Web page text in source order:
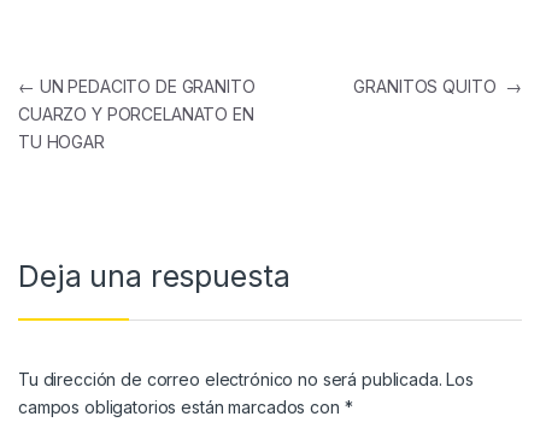
← UN PEDACITO DE GRANITO
CUARZO Y PORCELANATO EN
TU HOGAR
GRANITOS QUITO →
Deja una respuesta
Tu dirección de correo electrónico no será publicada. Los
campos obligatorios están marcados con *